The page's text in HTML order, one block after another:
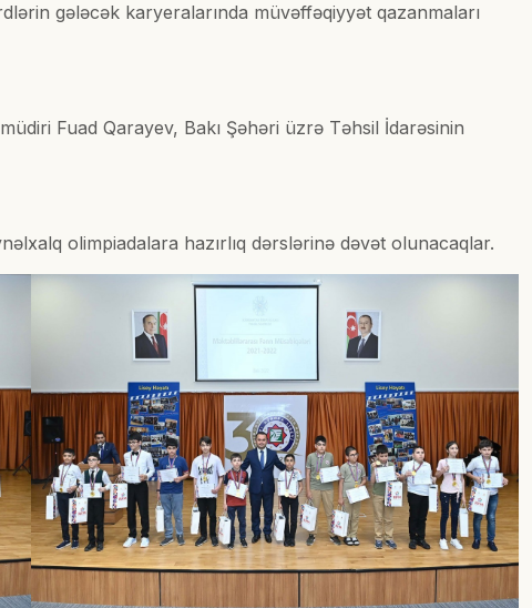
gələcək karyeralarında müvəffəqiyyət qazanmaları
Fuad Qarayev, Bakı Şəhəri üzrə Təhsil İdarəsinin
olimpiadalara hazırlıq dərslərinə dəvət olunacaqlar.